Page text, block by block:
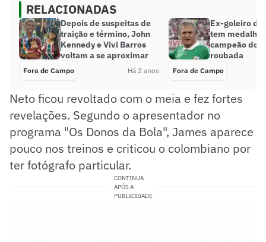
RELACIONADAS
Depois de suspeitas de
traição e término, John
Kennedy e Vivi Barros
voltam a se aproximar
Fora de Campo Há 2 anos
Ex-goleiro do
tem medalha
campeão do
roubada
Fora de Campo
Neto ficou revoltado com o meia e fez fortes
revelações. Segundo o apresentador no
programa "Os Donos da Bola", James aparece
pouco nos treinos e criticou o colombiano por
ter fotógrafo particular.
CONTINUA
APÓS A
PUBLICIDADE